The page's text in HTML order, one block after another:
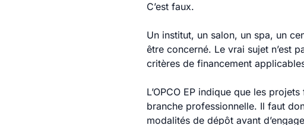
C’est faux.
Un institut, un salon, un spa, un
être concerné. Le vrai sujet n’est
critères de financement
L’OPCO EP indique que les
branche professionnelle. Il faut
modalités de dépôt avant